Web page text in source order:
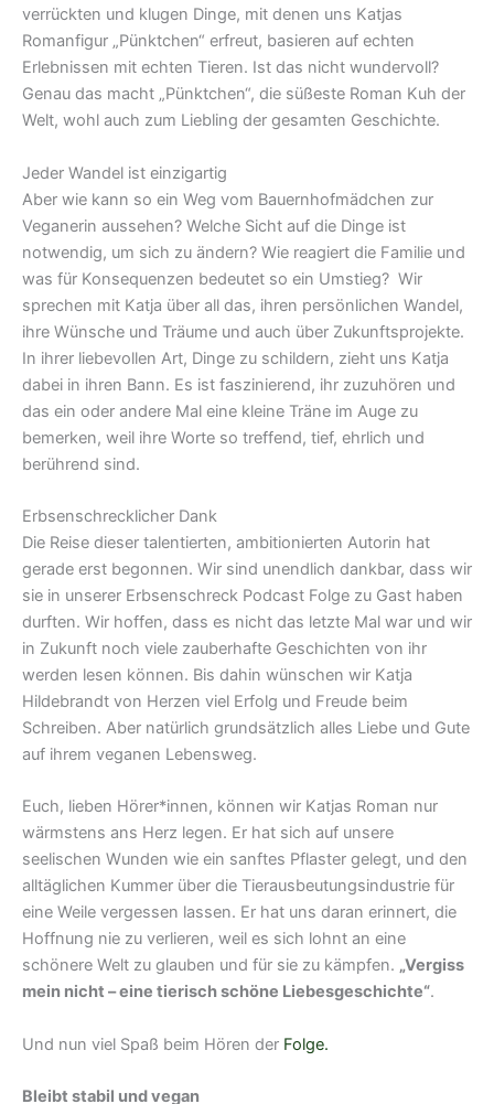
verrückten und klugen Dinge, mit denen uns Katjas
Romanfigur „Pünktchen“ erfreut, basieren auf echten
Erlebnissen mit echten Tieren. Ist das nicht wundervoll?
Genau das macht „Pünktchen“, die süßeste Roman Kuh der
Welt, wohl auch zum Liebling der gesamten Geschichte.
Jeder Wandel ist einzigartig
Aber wie kann so ein Weg vom Bauernhofmädchen zur
Veganerin aussehen? Welche Sicht auf die Dinge ist
notwendig, um sich zu ändern? Wie reagiert die Familie und
was für Konsequenzen bedeutet so ein Umstieg? Wir
sprechen mit Katja über all das, ihren persönlichen Wandel,
ihre Wünsche und Träume und auch über Zukunftsprojekte.
In ihrer liebevollen Art, Dinge zu schildern, zieht uns Katja
dabei in ihren Bann. Es ist faszinierend, ihr zuzuhören und
das ein oder andere Mal eine kleine Träne im Auge zu
bemerken, weil ihre Worte so treffend, tief, ehrlich und
berührend sind.
Erbsenschrecklicher Dank
Die Reise dieser talentierten, ambitionierten Autorin hat
gerade erst begonnen. Wir sind unendlich dankbar, dass wir
sie in unserer Erbsenschreck Podcast Folge zu Gast haben
durften. Wir hoffen, dass es nicht das letzte Mal war und wir
in Zukunft noch viele zauberhafte Geschichten von ihr
werden lesen können. Bis dahin wünschen wir Katja
Hildebrandt von Herzen viel Erfolg und Freude beim
Schreiben. Aber natürlich grundsätzlich alles Liebe und Gute
auf ihrem veganen Lebensweg.
Euch, lieben Hörer*innen, können wir Katjas Roman nur
wärmstens ans Herz legen. Er hat sich auf unsere
seelischen Wunden wie ein sanftes Pflaster gelegt, und den
alltäglichen Kummer über die Tierausbeutungsindustrie für
eine Weile vergessen lassen. Er hat uns daran erinnert, die
Hoffnung nie zu verlieren, weil es sich lohnt an eine
schönere Welt zu glauben und für sie zu kämpfen. „Vergiss
mein nicht – eine tierisch schöne Liebesgeschichte“.
Und nun viel Spaß beim Hören der Folge.
Bleibt stabil und vegan